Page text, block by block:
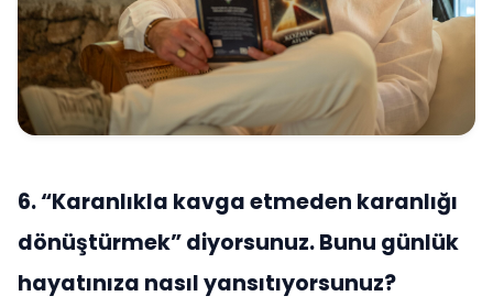
6. “Karanlıkla kavga etmeden karanlığı
dönüştürmek” diyorsunuz. Bunu günlük
hayatınıza nasıl yansıtıyorsunuz?